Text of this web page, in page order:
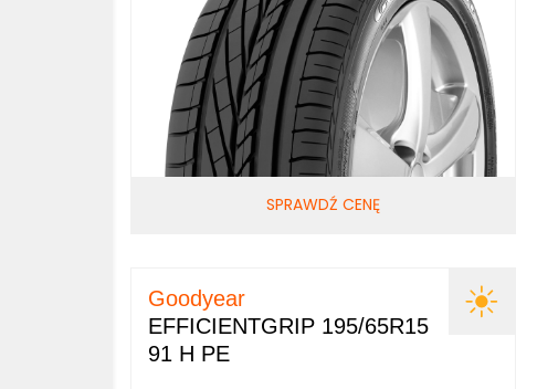
SPRAWDŹ CENĘ
Goodyear
EFFICIENTGRIP 195/65R15
91 H PE